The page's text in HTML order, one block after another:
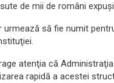
de mii de români
urmează să fie numit
atenţia că
rapidă a acestei